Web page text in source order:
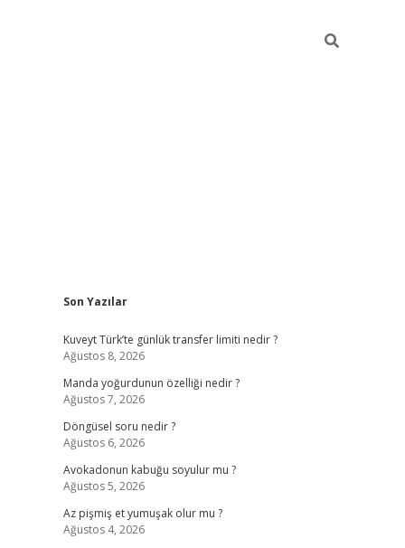
Sidebar
Son Yazılar
Kuveyt Türk’te günlük transfer limiti nedir ?
Ağustos 8, 2026
Manda yoğurdunun özelliği nedir ?
Ağustos 7, 2026
Döngüsel soru nedir ?
Ağustos 6, 2026
Avokadonun kabuğu soyulur mu ?
Ağustos 5, 2026
Az pişmiş et yumuşak olur mu ?
Ağustos 4, 2026